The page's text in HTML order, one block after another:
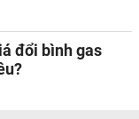
đổi bình gas